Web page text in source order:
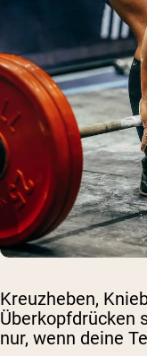
Kreuzheben,
Überkopfdrücken
nur, wenn deine